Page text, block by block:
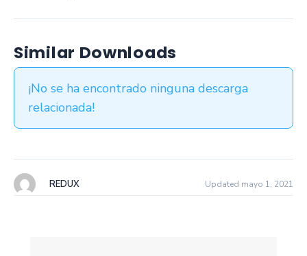
Similar Downloads
¡No se ha encontrado ninguna descarga
relacionada!
REDUX Updated mayo 1, 2021